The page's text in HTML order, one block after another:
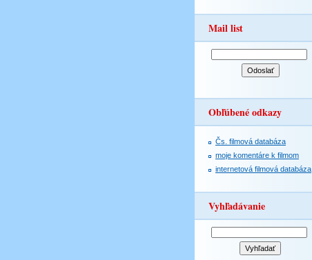
Mail list
Obľúbené odkazy
Čs. filmová databáza
moje komentáre k filmom
internetová filmová databáza
Vyhľadávanie